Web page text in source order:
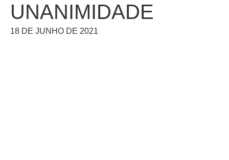
UNANIMIDADE
18 DE JUNHO DE 2021